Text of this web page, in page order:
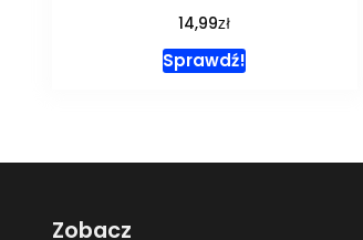
14,99zł
Sprawdź!
Zobacz